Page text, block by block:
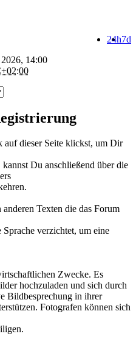
7d
24h
14:00
dieser Seite klickst, um Dir
Du anschließend über die
Texten die das Forum
verzichtet, um eine
Zwecke. Es
hochzuladen und sich durch
Bildbesprechung in ihrer
Fotografen können sich